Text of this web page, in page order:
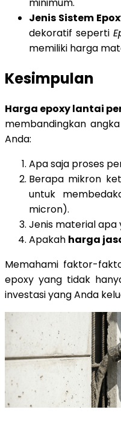
minimum.
Jenis Sistem
dekoratif seperti
memiliki harga
Kesimpulan
Harga epoxy lantai
membandingkan
Anda:
Apa saja proses
Berapa mikron
untuk
micron).
Jenis material apa
Apakah harga
Memahami faktor-
epoxy yang tidak
investasi yang Anda